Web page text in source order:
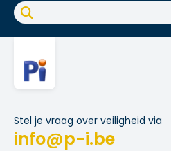
Onthaal
Werkpostfiche
Arbeidsongeval
FAQ
Stel je vraag over veiligheid via
info@p-i.be